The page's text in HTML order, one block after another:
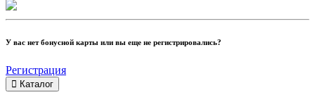
У вас нет бонусной карты или вы еще не регистрировались?
Регистрация
Каталог